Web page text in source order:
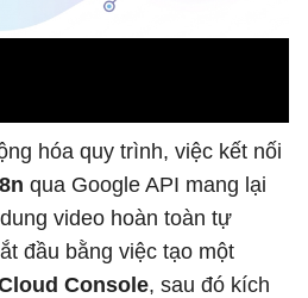
hóa quy trình, việc kết nối
qua Google API mang lại
video hoàn toàn tự
đầu bằng việc tạo một
Console, sau đó kích